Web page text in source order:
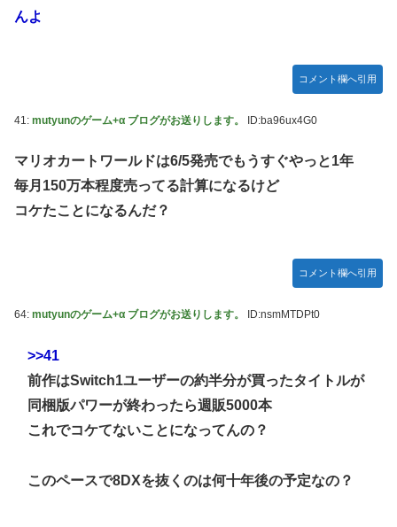
んよ
コメント欄へ引用
41: mutyunのゲーム+α ブログがお送りします。 ID:ba96ux4G0
マリオカートワールドは6/5発売でもうすぐやっと1年
毎月150万本程度売ってる計算になるけど
コケたことになるんだ？
コメント欄へ引用
64: mutyunのゲーム+α ブログがお送りします。 ID:nsmMTDPt0
>>41
前作はSwitch1ユーザーの約半分が買ったタイトルが
同梱版パワーが終わったら週販5000本
これでコケてないことになってんの？
このペースで8DXを抜くのは何十年後の予定なの？